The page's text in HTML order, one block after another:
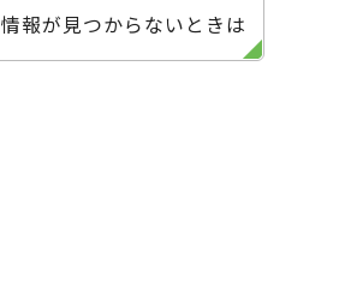
情報が見つからないときは